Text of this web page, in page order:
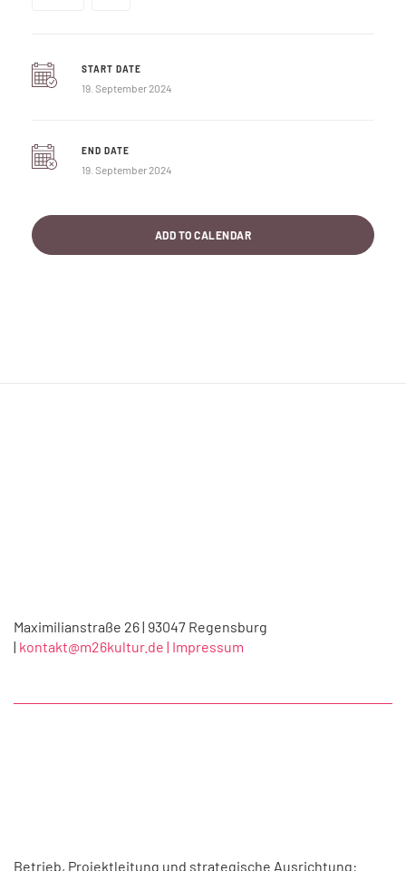
START DATE
19. September 2024
END DATE
19. September 2024
ADD TO CALENDAR
Maximilianstraße 26 | 93047 Regensburg
| kontakt@m26kultur.de | Impressum
Betrieb, Projektleitung und strategische Ausrichtung: